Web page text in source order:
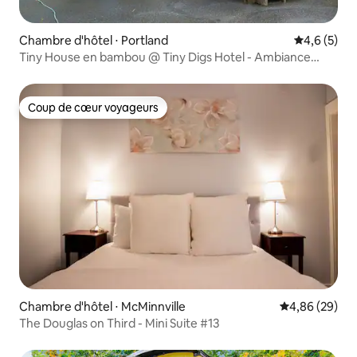
Chambre d'hôtel ⋅ Portland Évaluation
4,6 (5)
Tiny House en bambou @ Tiny Digs Hotel - Ambiance
Coup de cœur voyageurs
Coup de cœur voyageurs
Chambre d'hôtel ⋅ McMinnville Évaluation
4,86 (29)
The Douglas on Third - Mini Suite #13